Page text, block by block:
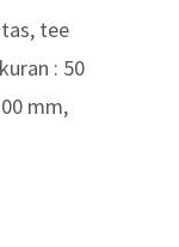
tee
: 50
mm,